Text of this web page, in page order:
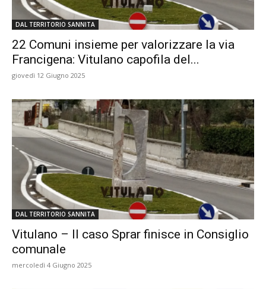
DAL TERRITORIO SANNITA
22 Comuni insieme per valorizzare la via
Francigena: Vitulano capofila del...
giovedì 12 Giugno 2025
DAL TERRITORIO SANNITA
Vitulano – Il caso Sprar finisce in Consiglio
comunale
mercoledì 4 Giugno 2025